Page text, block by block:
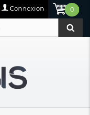
0
Connexion